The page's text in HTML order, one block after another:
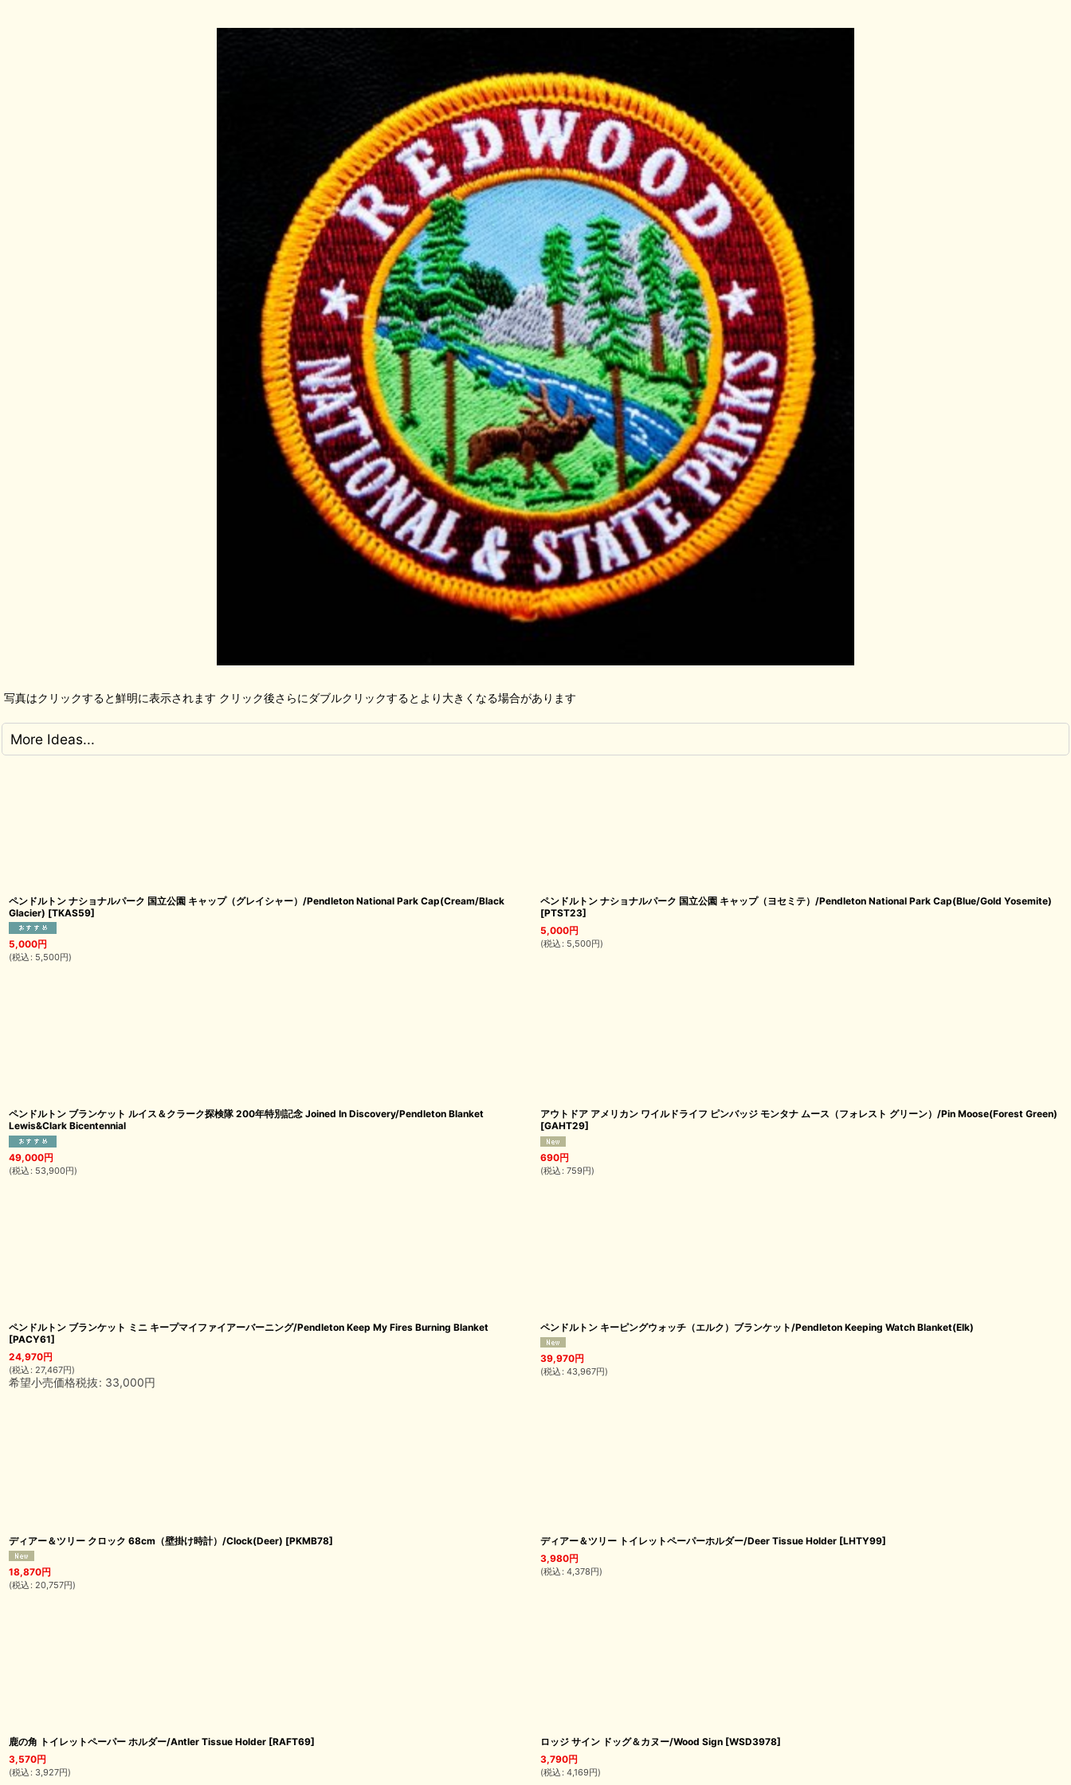
写真はクリックすると鮮明に表示されます クリック後さらにダブルクリックするとより大きくなる場合があります
More Ideas...
ペンドルトン ナショナルパーク 国立公園 キャップ（グレイシャー）/Pendleton National Park Cap(Cream/Black
Glacier) [TKAS59]
5,000円
(税込 : 5,500円)
ペンドルトン ナショナルパーク 国立公園 キャップ（ヨセミテ）/Pendleton National Park Cap(Blue/Gold Yosemite)
[PTST23]
5,000円
(税込 : 5,500円)
ペンドルトン ブランケット ルイス＆クラーク探検隊 200年特別記念 Joined In Discovery/Pendleton Blanket
Lewis&Clark Bicentennial
49,000円
(税込 : 53,900円)
アウトドア アメリカン ワイルドライフ ピンバッジ モンタナ ムース（フォレスト グリーン）/Pin Moose(Forest Green)
[GAHT29]
690円
(税込 : 759円)
ペンドルトン ブランケット ミニ キープマイファイアーバーニング/Pendleton Keep My Fires Burning Blanket
[PACY61]
24,970円
(税込 : 27,467円)
希望小売価格税抜: 33,000円
ペンドルトン キーピングウォッチ（エルク）ブランケット/Pendleton Keeping Watch Blanket(Elk)
39,970円
(税込 : 43,967円)
ディアー＆ツリー クロック 68cm（壁掛け時計）/Clock(Deer) [PKMB78]
18,870円
(税込 : 20,757円)
ディアー＆ツリー トイレットペーパーホルダー/Deer Tissue Holder [LHTY99]
3,980円
(税込 : 4,378円)
鹿の角 トイレットペーパー ホルダー/Antler Tissue Holder [RAFT69]
3,570円
(税込 : 3,927円)
ロッジ サイン ドッグ＆カヌー/Wood Sign [WSD3978]
3,790円
(税込 : 4,169円)